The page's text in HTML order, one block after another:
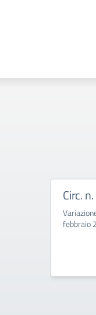
Circ.
febbraio